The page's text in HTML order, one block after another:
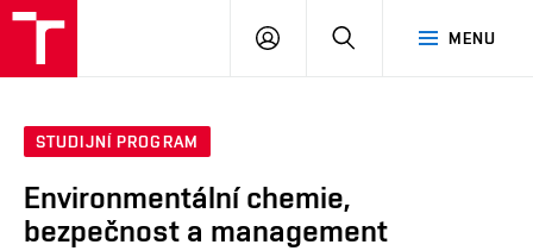
MENU
PŘIHLÁSIT
STUDIJNÍ PROGRAM
Environmentální chemie,
bezpečnost a management